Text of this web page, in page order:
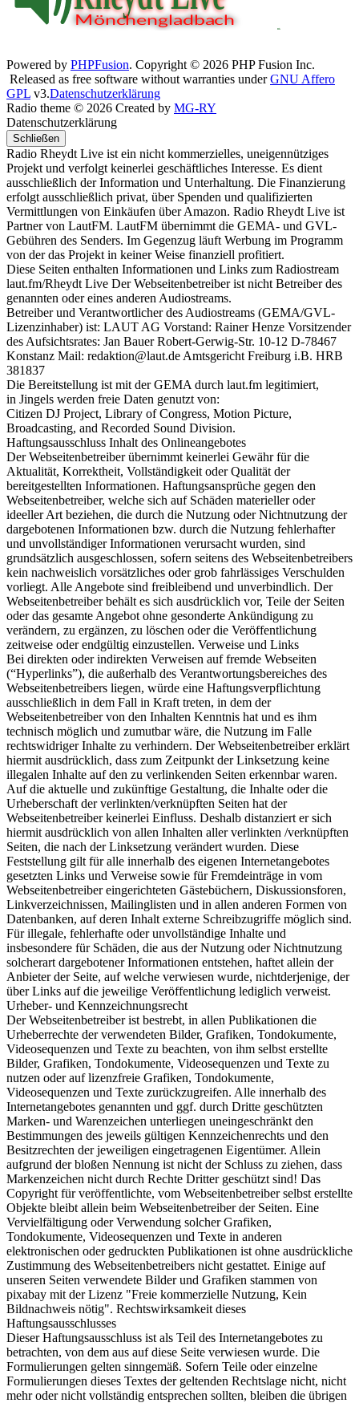
Powered by PHPFusion. Copyright © 2026 PHP Fusion Inc.
Released as free software without warranties underGNU Affero
GPL v3.Datenschutzerklärung
Radio theme © 2026 Created by MG-RY
Datenschutzerklärung
Schließen
Radio Rheydt Live ist ein nicht kommerzielles, uneigennütziges
Projekt und verfolgt keinerlei geschäftliches Interesse. Es dient
ausschließlich der Information und Unterhaltung. Die Finanzierung
erfolgt ausschließlich privat, über Spenden und qualifizierten
Vermittlungen von Einkäufen über Amazon. Radio Rheydt Live ist
Partner von LautFM. LautFM übernimmt die GEMA- und GVL-
Gebühren des Senders. Im Gegenzug läuft Werbung im Programm
von der das Projekt in keiner Weise finanziell profitiert.
Diese Seiten enthalten Informationen und Links zum Radiostream
laut.fm/Rheydt Live Der Webseitenbetreiber ist nicht Betreiber des
genannten oder eines anderen Audiostreams.
Betreiber und Verantwortlicher des Audiostreams (GEMA/GVL-
Lizenzinhaber) ist: LAUT AG Vorstand: Rainer Henze Vorsitzender
des Aufsichtsrates: Jan Bauer Robert-Gerwig-Str. 10-12 D-78467
Konstanz Mail: redaktion@laut.de Amtsgericht Freiburg i.B. HRB
381837
Die Bereitstellung ist mit der GEMA durch laut.fm legitimiert,
in Jingels werden freie Daten genutzt von:
Citizen DJ Project, Library of Congress, Motion Picture,
Broadcasting, and Recorded Sound Division.
Haftungsausschluss Inhalt des Onlineangebotes
Der Webseitenbetreiber übernimmt keinerlei Gewähr für die
Aktualität, Korrektheit, Vollständigkeit oder Qualität der
bereitgestellten Informationen. Haftungsansprüche gegen den
Webseitenbetreiber, welche sich auf Schäden materieller oder
ideeller Art beziehen, die durch die Nutzung oder Nichtnutzung der
dargebotenen Informationen bzw. durch die Nutzung fehlerhafter
und unvollständiger Informationen verursacht wurden, sind
grundsätzlich ausgeschlossen, sofern seitens des Webseitenbetreibers
kein nachweislich vorsätzliches oder grob fahrlässiges Verschulden
vorliegt. Alle Angebote sind freibleibend und unverbindlich. Der
Webseitenbetreiber behält es sich ausdrücklich vor, Teile der Seiten
oder das gesamte Angebot ohne gesonderte Ankündigung zu
verändern, zu ergänzen, zu löschen oder die Veröffentlichung
zeitweise oder endgültig einzustellen. Verweise und Links
Bei direkten oder indirekten Verweisen auf fremde Webseiten
(“Hyperlinks”), die außerhalb des Verantwortungsbereiches des
Webseitenbetreibers liegen, würde eine Haftungsverpflichtung
ausschließlich in dem Fall in Kraft treten, in dem der
Webseitenbetreiber von den Inhalten Kenntnis hat und es ihm
technisch möglich und zumutbar wäre, die Nutzung im Falle
rechtswidriger Inhalte zu verhindern. Der Webseitenbetreiber erklärt
hiermit ausdrücklich, dass zum Zeitpunkt der Linksetzung keine
illegalen Inhalte auf den zu verlinkenden Seiten erkennbar waren.
Auf die aktuelle und zukünftige Gestaltung, die Inhalte oder die
Urheberschaft der verlinkten/verknüpften Seiten hat der
Webseitenbetreiber keinerlei Einfluss. Deshalb distanziert er sich
hiermit ausdrücklich von allen Inhalten aller verlinkten /verknüpften
Seiten, die nach der Linksetzung verändert wurden. Diese
Feststellung gilt für alle innerhalb des eigenen Internetangebotes
gesetzten Links und Verweise sowie für Fremdeinträge in vom
Webseitenbetreiber eingerichteten Gästebüchern, Diskussionsforen,
Linkverzeichnissen, Mailinglisten und in allen anderen Formen von
Datenbanken, auf deren Inhalt externe Schreibzugriffe möglich sind.
Für illegale, fehlerhafte oder unvollständige Inhalte und
insbesondere für Schäden, die aus der Nutzung oder Nichtnutzung
solcherart dargebotener Informationen entstehen, haftet allein der
Anbieter der Seite, auf welche verwiesen wurde, nichtderjenige, der
über Links auf die jeweilige Veröffentlichung lediglich verweist.
Urheber- und Kennzeichnungsrecht
Der Webseitenbetreiber ist bestrebt, in allen Publikationen die
Urheberrechte der verwendeten Bilder, Grafiken, Tondokumente,
Videosequenzen und Texte zu beachten, von ihm selbst erstellte
Bilder, Grafiken, Tondokumente, Videosequenzen und Texte zu
nutzen oder auf lizenzfreie Grafiken, Tondokumente,
Videosequenzen und Texte zurückzugreifen. Alle innerhalb des
Internetangebotes genannten und ggf. durch Dritte geschützten
Marken- und Warenzeichen unterliegen uneingeschränkt den
Bestimmungen des jeweils gültigen Kennzeichenrechts und den
Besitzrechten der jeweiligen eingetragenen Eigentümer. Allein
aufgrund der bloßen Nennung ist nicht der Schluss zu ziehen, dass
Markenzeichen nicht durch Rechte Dritter geschützt sind! Das
Copyright für veröffentlichte, vom Webseitenbetreiber selbst erstellte
Objekte bleibt allein beim Webseitenbetreiber der Seiten. Eine
Vervielfältigung oder Verwendung solcher Grafiken,
Tondokumente, Videosequenzen und Texte in anderen
elektronischen oder gedruckten Publikationen ist ohne ausdrückliche
Zustimmung des Webseitenbetreibers nicht gestattet. Einige auf
unseren Seiten verwendete Bilder und Grafiken stammen von
pixabay mit der Lizenz "Freie kommerzielle Nutzung, Kein
Bildnachweis nötig". Rechtswirksamkeit dieses
Haftungsausschlusses
Dieser Haftungsausschluss ist als Teil des Internetangebotes zu
betrachten, von dem aus auf diese Seite verwiesen wurde. Die
Formulierungen gelten sinngemäß. Sofern Teile oder einzelne
Formulierungen dieses Textes der geltenden Rechtslage nicht, nicht
mehr oder nicht vollständig entsprechen sollten, bleiben die übrigen